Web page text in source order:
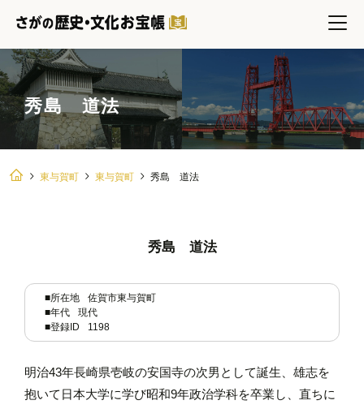
秀島 道法
東与賀町 東与賀町 秀島 道法
秀島 道法
■所在地
佐賀市東与賀町
■年代
現代
■登録ID
1198
明治43年長崎県壱岐の安国寺の次男として誕生、雄志を
抱いて日本大学に学び昭和9年政治学科を卒業し、直ちに